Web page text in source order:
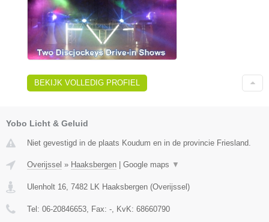
BEKIJK VOLLEDIG PROFIEL
Yobo Licht & Geluid
Niet gevestigd in de plaats Koudum en in de provincie Friesland.
Overijssel » Haaksbergen Google maps ▼
Ulenholt 16 7482 LK Haaksbergen (Overijssel )
Tel: 06-20846653 , Fax: - , KvK: 68660790